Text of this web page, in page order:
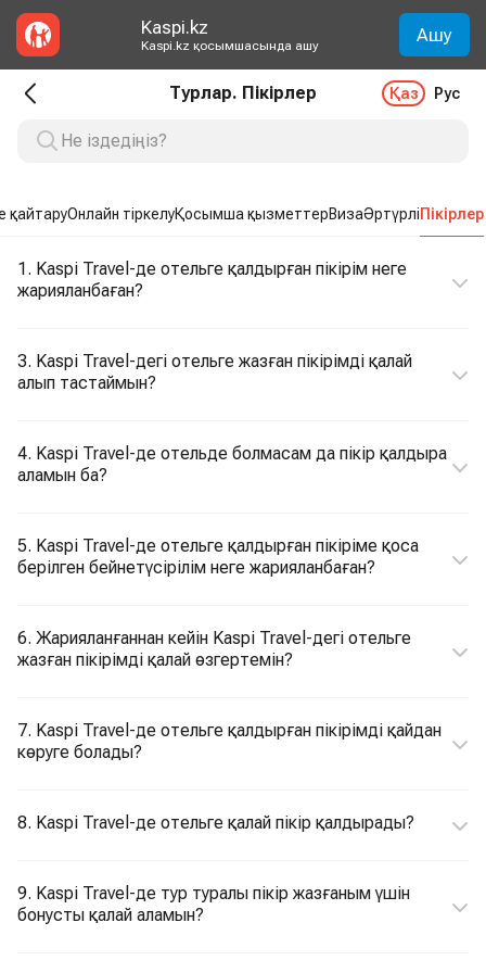
Kaspi.kz
Kaspi.kz қосымшасында ашу Ашу
Турлар. Пікірлер Қаз Рус
қайтаруОнлайн тіркелуҚосымша қызметтерВизаӘртүрліПікірлер
1. Kaspi Travel-де отельге қалдырған пікірім неге
жарияланбаған?
3. Kaspi Travel-дегі отельге жазған пікірімді қалай
алып тастаймын?
4. Kaspi Travel-де отельде болмасам да пікір қалдыра
аламын ба?
5. Kaspi Travel-де отельге қалдырған пікіріме қоса
берілген бейнетүсірілім неге жарияланбаған?
6. Жарияланғаннан кейін Kaspi Travel-дегі отельге
жазған пікірімді қалай өзгертемін?
7. Kaspi Travel-де отельге қалдырған пікірімді қайдан
көруге болады?
8. Kaspi Travel-де отельге қалай пікір қалдырады?
9. Kaspi Travel-де тур туралы пікір жазғаным үшін
бонусты қалай аламын?